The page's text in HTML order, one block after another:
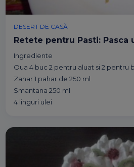
DESERT DE CASĂ
Retete pentru Pasti: Pasca
Ingrediente
Oua 4 buc 2 pentru aluat si 2 pentru
Zahar 1 pahar de 250 ml
Smantana 250 ml
4 linguri ulei